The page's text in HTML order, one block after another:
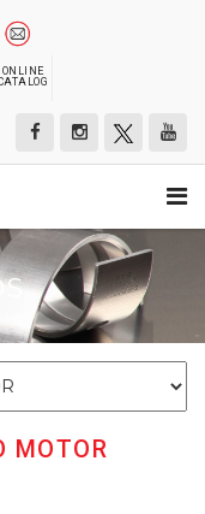
ONLINE
MOTOR